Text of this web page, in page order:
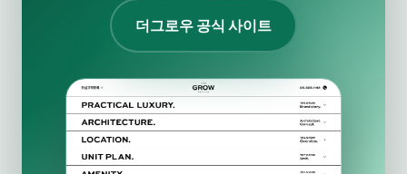
더그로우 공식 사이트